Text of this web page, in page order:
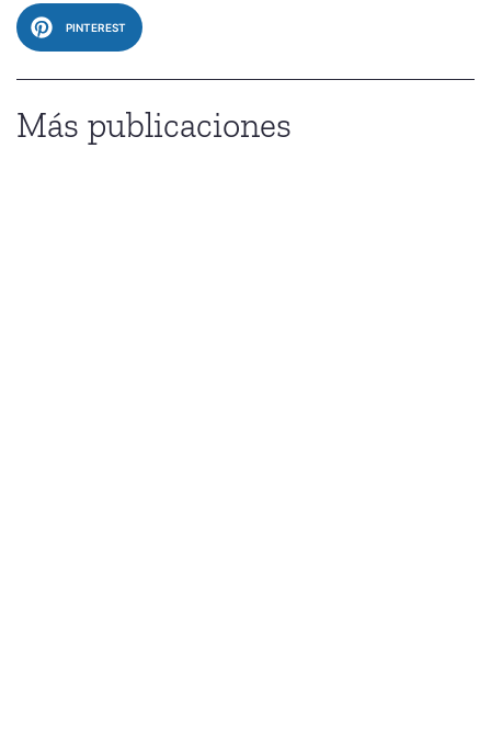
PINTEREST
Más publicaciones